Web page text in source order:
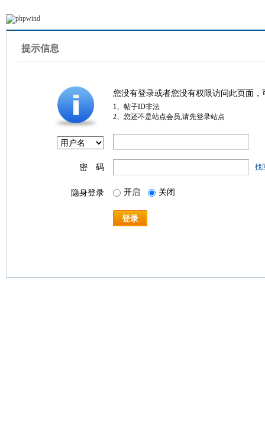
提示信息
您没有登录或者您没有权限访问此页面
1、帖子ID非法
2、您还不是站点会员,请先登录站点
密 码 找
隐身登录 开启 关闭
登录